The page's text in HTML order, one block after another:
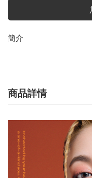
簡介
商品詳情